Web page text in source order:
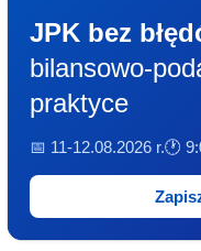
JPK bez
bilansowo-
praktyce
📅 11-12.08.2026 r.🕐